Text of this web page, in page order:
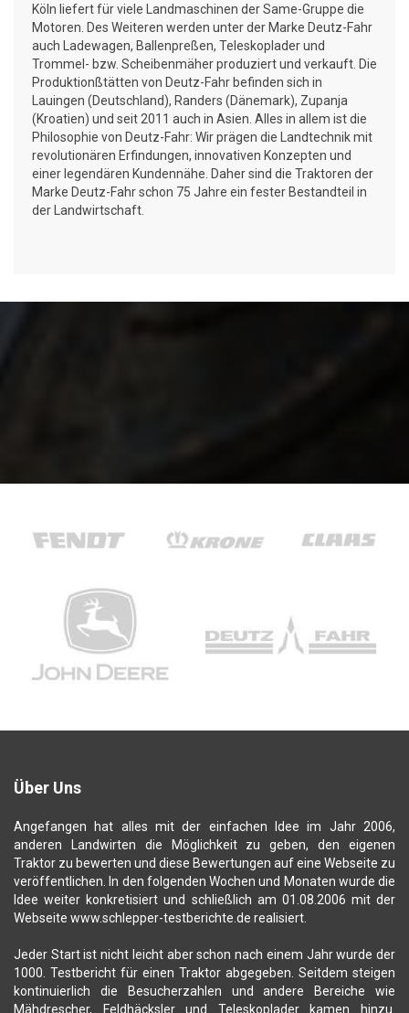
Köln liefert für viele Landmaschinen der Same-Gruppe die
Motoren. Des Weiteren werden unter der Marke Deutz-Fahr
auch Ladewagen, Ballenpreßen, Teleskoplader und
Trommel- bzw. Scheibenmäher produziert und verkauft. Die
Produktionßtätten von Deutz-Fahr befinden sich in
Lauingen (Deutschland), Randers (Dänemark), Zupanja
(Kroatien) und seit 2011 auch in Asien. Alles in allem ist die
Philosophie von Deutz-Fahr: Wir prägen die Landtechnik mit
revolutionären Erfindungen, innovativen Konzepten und
einer legendären Kundennähe. Daher sind die Traktoren der
Marke Deutz-Fahr schon 75 Jahre ein fester Bestandteil in
der Landwirtschaft.
Über Uns
Angefangen hat alles mit der einfachen Idee im Jahr 2006,
anderen Landwirten die Möglichkeit zu geben, den eigenen
Traktor zu bewerten und diese Bewertungen auf eine Webseite zu
veröffentlichen. In den folgenden Wochen und Monaten wurde die
Idee weiter konkretisiert und schließlich am 01.08.2006 mit der
Webseite www.schlepper-testberichte.de realisiert.
Jeder Start ist nicht leicht aber schon nach einem Jahr wurde der
1000. Testbericht für einen Traktor abgegeben. Seitdem steigen
kontinuierlich die Besucherzahlen und andere Bereiche wie
Mähdrescher, Feldhäcksler und Teleskoplader kamen hinzu.